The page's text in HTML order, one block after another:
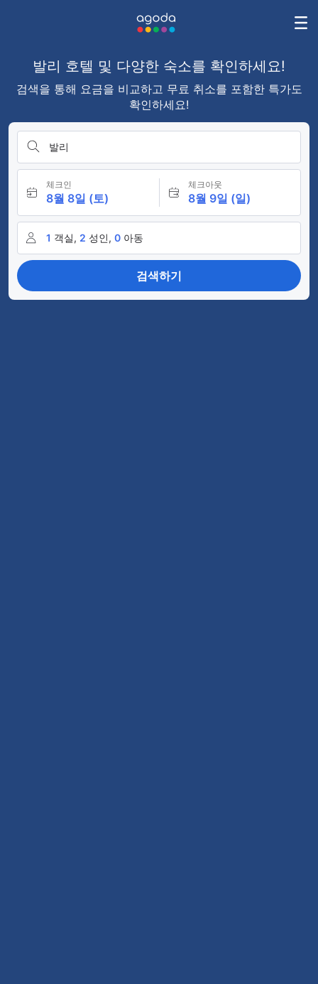
발리 호텔 및 다양한 숙소를 확인하세요!
검색을 통해 요금을 비교하고 무료 취소를 포함한 특가도
확인하세요!
발리
체크인
8월 8일 (토)
체크아웃
8월 9일 (일)
1 객실, 2 성인, 0 아동
검색하기